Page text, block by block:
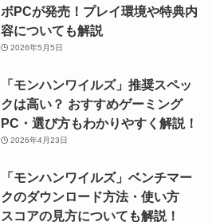
ボPCが発売！プレイ環境や特典内
容についても解説
2026年5月5日
「モンハンワイルズ」推奨スペッ
クは高い？ おすすめゲーミング
PC・選び方もわかりやすく解説！
2026年4月23日
「モンハンワイルズ」ベンチマー
クのダウンロード方法・使い方
スコアの見方についても解説！